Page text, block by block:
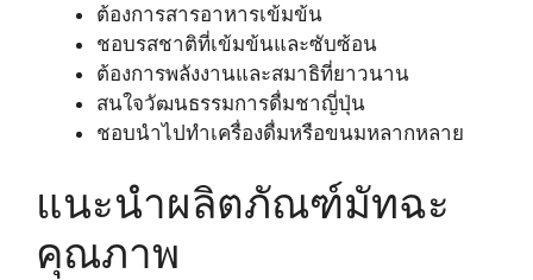
ต้องการสารอาหารเข้มข้น
ชอบรสชาติที่เข้มข้นและซับซ้อน
ต้องการพลังงานและสมาธิที่ยาวนาน
สนใจวัฒนธรรมการดื่มชาญี่ปุ่น
ชอบนำไปทำเครื่องดื่มหรือขนมหลากหลาย
แนะนำผลิตภัณฑ์มัทฉะ
คุณภาพ